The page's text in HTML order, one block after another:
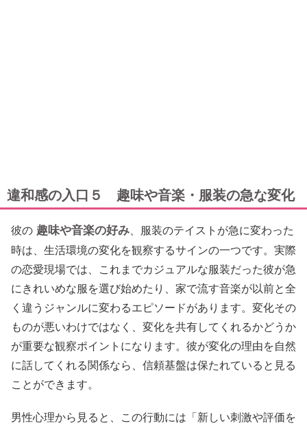
違和感の入口５ 趣味や音楽・服装の急な変化
彼の 趣味や音楽の好み 、服装のテイストが急に変わった
時は、生活環境の変化を観察するサインの一つです。実際
の恋愛現場では、これまでカジュアルな服装だった彼が急
にきれいめな服を選び始めたり、家で流す音楽が以前と全
く違うジャンルに変わるエピソードがあります。変化その
ものが悪いわけではなく、変化を共有してくれるかどうか
が重要な観察ポイントになります。彼が変化の理由を自然
に話してくれる関係なら、信頼基盤は保たれていると見る
ことができます。
男性心理から見ると、この行動には「新しい刺激や評価を